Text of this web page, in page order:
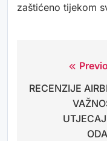
zaštićeno tijekom
Navigacija
objava
RECENZIJE